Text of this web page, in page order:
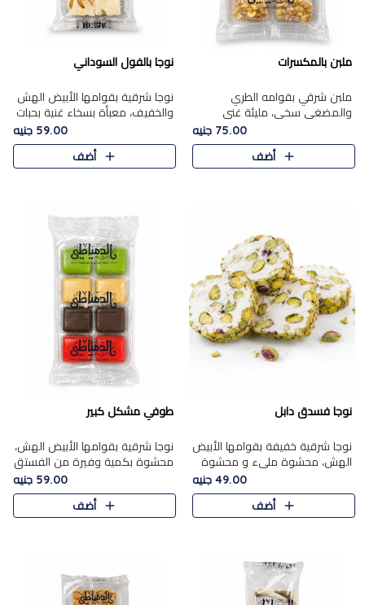
ملبن بالمكسرات
ملبن شرقي بقوامه الطري
والمضغي سخي، مليئة غني
بتشكيلة فاخرة من المكسرات
مشكلة المختارة التي تقدم تضيف
قرمشة مميزة مرضية ونكهة
75.00 جنيه
أضف
نوجا بالفول السوداني
نوجا شرقية بقوامها الأبيض الهش
والخفيف، معبأة بسخاء غنية بحبات
الفول السوداني المحمص التي
يقدم تضيف قرمشة مميزة مرضية
وتوازنًا رائعًا مع حلا..
59.00 جنيه
أضف
نوجا فسدق دابل
نوجا شرقية خفيفة بقوامها الأبيض
الهش، محشوة مليء و محشوة
بـكمية وفيرة من الفستق الفاخر
لتمنحك نكهة مكسرات غنية
وقرمشة مميزة في كل قطعة و
49.00 جنيه
أضف
طوفي مشكل كبير
نوجا شرقية بقوامها الأبيض الهش،
محشوة بكمية وفيرة من الفستق
الفاخر لتمنحك نكهة غنية وقرمشة
مميزة في كل قطعة، لتجربة تجمع
بين الفخامة والمذاق..
59.00 جنيه
أضف